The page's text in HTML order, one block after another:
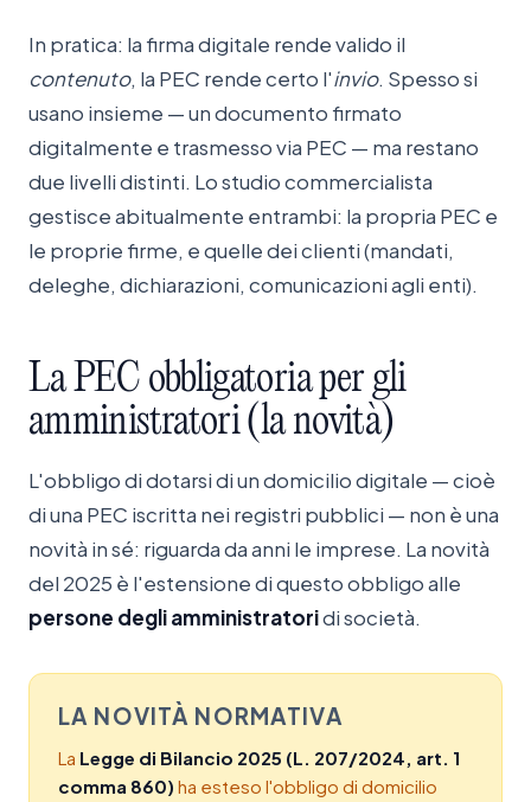
In pratica: la firma digitale rende valido il
contenuto, la PEC rende certo l'invio. Spesso si
usano insieme — un documento firmato
digitalmente e trasmesso via PEC — ma restano
due livelli distinti. Lo studio commercialista
gestisce abitualmente entrambi: la propria PEC e
le proprie firme, e quelle dei clienti (mandati,
deleghe, dichiarazioni, comunicazioni agli enti).
LaPEC obbligatoriapergli
amministratori(lanovità)
L'obbligo di dotarsi di un domicilio digitale — cioè
di una PEC iscritta nei registri pubblici — non è una
novità in sé: riguarda da anni le imprese. La novità
del 2025 è l'estensione di questo obbligo alle
persone degli amministratoridi società.
LA NOVITÀ NORMATIVA
La Legge di Bilancio 2025 (L. 207/2024, art. 1
comma 860) ha esteso l'obbligo di domicilio